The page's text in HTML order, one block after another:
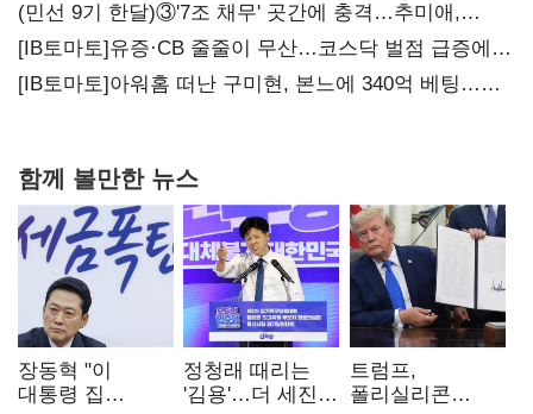
(민선 9기 한달)③'7조 채무' 곳간에 충격…추미애,
20년만에 '비상재정' 선언 승부수
[IB토마토]유증·CB 줄줄이 무산…코스닥 벌점 급증에
상폐 압박
[IB토마토]아워홈 떠난 구미현, 본느에 340억 베팅…
함께 볼만한 뉴스
장동혁 "이
대통령 집
정청래 때리는
'김용'…더 세진
트럼프,
폴리실리콘